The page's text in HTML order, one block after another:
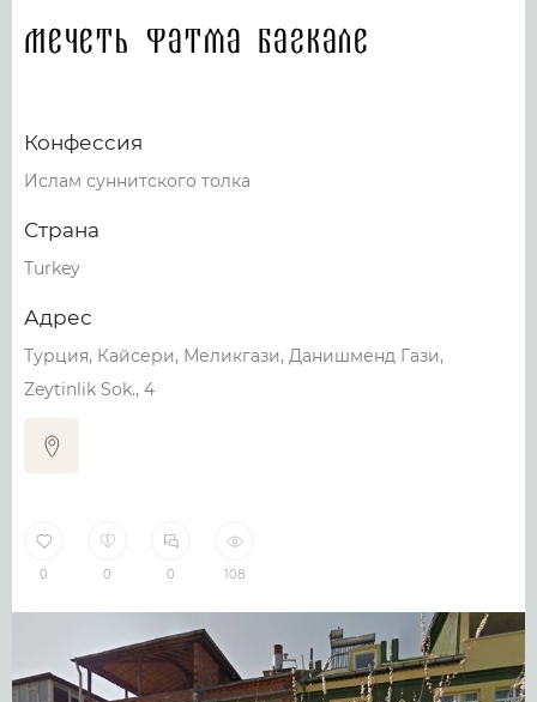
Мечеть Фатма Багкале
Конфессия
Ислам суннитского толка
Страна
Turkey
Адрес
Турция, Кайсери, Меликгази, Данишменд Гази,
Zeytinlik Sok., 4
0 0 0 108